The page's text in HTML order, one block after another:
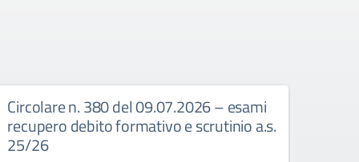
Circolare n. 380 del 09.07.2026 – esami
recupero debito formativo e scrutinio a.s.
25/26